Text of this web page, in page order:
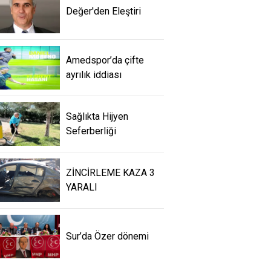
Değer'den Eleştiri
Amedspor’da çifte
ayrılık iddiası
Sağlıkta Hijyen
Seferberliği
ZİNCİRLEME KAZA 3
YARALI
Sur’da Özer dönemi